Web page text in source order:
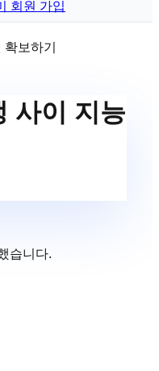
회원 가입
보하기
사이 지능
습니다.